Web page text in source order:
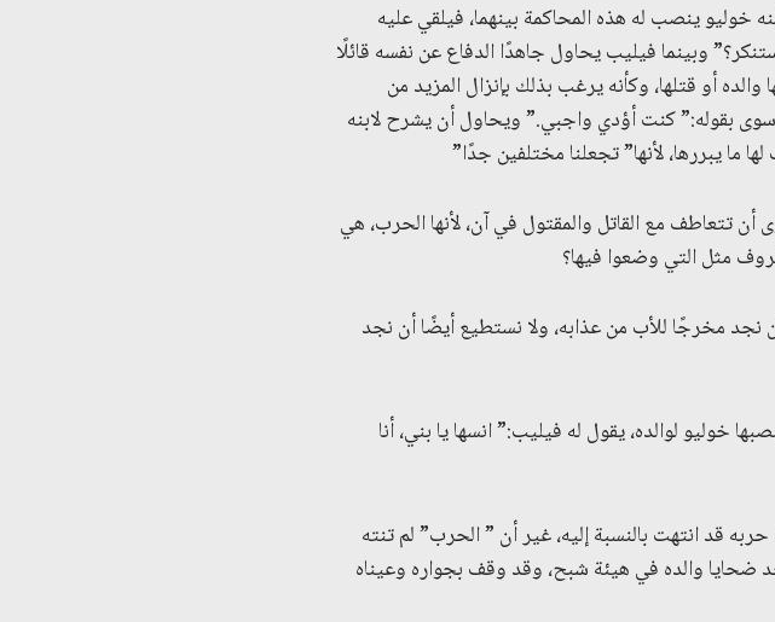
خوليو ينصب له هذه المحاكمة بينهما، فيلقي عليه
وبينما فيليب يحاول جاهدًا الدفاع عن نفسه قائلًا
أو قتلها، وكأنه يرغب بذلك بإنزال المزيد من
بقوله:” كنت أؤدي واجبي.” ويحاول أن يشرح لابنه
يبررها، لأنها” تجعلنا مختلفين جدًا”
تتعاطف مع القاتل والمقتول في آن، لأنها الحرب، هي
مثل التي وضعوا فيها؟
نجد مخرجًا للأب من عذابه، ولا نستطيع أيضًا أن نجد
خوليو لوالده، يقول له فيليب:” انسها يا بني، أنا
قد انتهت بالنسبة إليه، غير أن ” الحرب” لم تنته
ضحايا والده في هيئة شبح، وقد وقف بجواره وعيناه